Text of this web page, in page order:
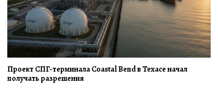
Проект СПГ-терминала Coastal Bend в Техасе начал
получать разрешения